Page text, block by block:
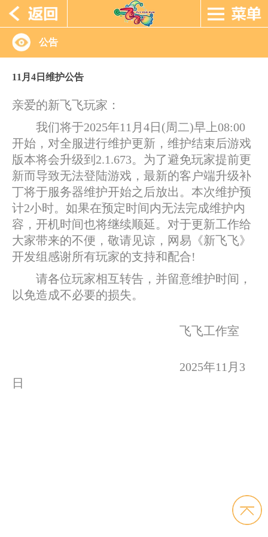
公告
11月4日维护公告
亲爱的新飞飞玩家：
我们将于2025年11月4日(周二)早上08:00
开始，对全服进行维护更新，维护结束后游戏
版本将会升级到2.1.673。为了避免玩家提前更
新而导致无法登陆游戏，最新的客户端升级补
丁将于服务器维护开始之后放出。本次维护预
计2小时。如果在预定时间内无法完成维护内
容，开机时间也将继续顺延。对于更新工作给
大家带来的不便，敬请见谅，网易《新飞飞》
开发组感谢所有玩家的支持和配合!
请各位玩家相互转告，并留意维护时间，
以免造成不必要的损失。
飞飞工作室
2025年11月3
日